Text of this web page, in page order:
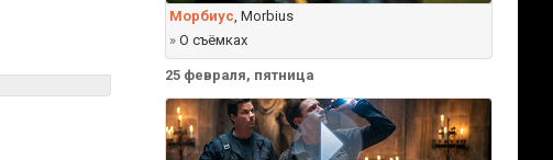
Морбиус, Morbius
» О съёмках
25 февраля, пятница